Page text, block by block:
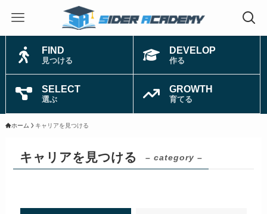
FIND
見つける
DEVELOP
作る
SELECT
選ぶ
GROWTH
育てる
ホーム キャリアを見つける
キャリアを見つける – category –